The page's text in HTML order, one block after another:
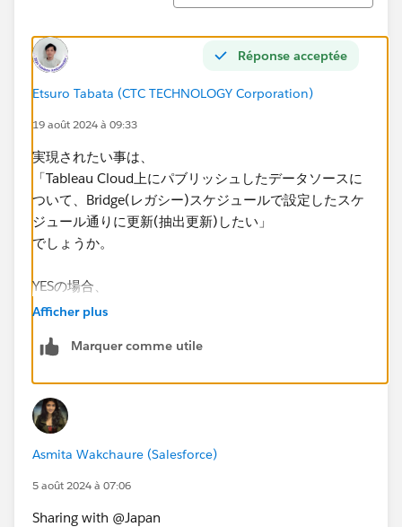
Réponse acceptée
Etsuro Tabata (CTC TECHNOLOGY Corporation)
19 août 2024 à 09:33
実現されたい事は、
「Tableau Cloud上にパブリッシュしたデータソースに
ついて、Bridge(レガシー)スケジュールで設定したスケ
ジュール通りに更新(抽出更新)したい」
でしょうか。
YESの場合、
https://help.tableau.com/current/online/ja-
が参考になるかと存じます。
NOの場合、
恐縮ですが、実現されたい事を改めてご説明頂けると助
かります。
よろしくお願いいたします。
Afficher plus
Marquer comme utile
Asmita Wakchaure (Salesforce)
5 août 2024 à 07:06
Sharing with @Japan​